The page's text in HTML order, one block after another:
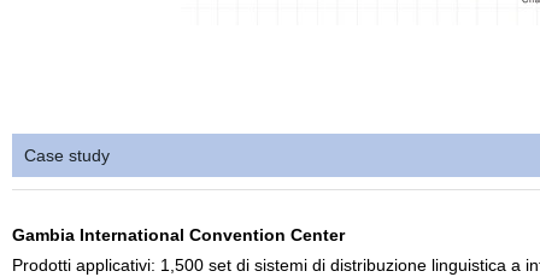
Case study
Gambia International Convention Center
Prodotti applicativi: 1,500 set di sistemi di distribuzione linguistica a